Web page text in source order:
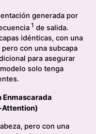
generada por
1 de salida.
idénticas, con una
con una subcapa
para asegurar
solo tenga
Enmascarada
Attention)
pero con una